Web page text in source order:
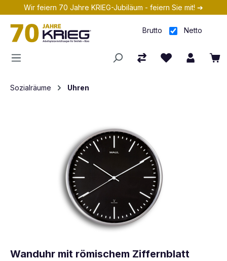
Zum Hauptinhalt springen
Wir feiern 70 Jahre KRIEG-Jubiläum - feiern Sie mit! ➔
Brutto Netto
Sozialräume Uhren
Wanduhr mit römischem Ziffernblatt